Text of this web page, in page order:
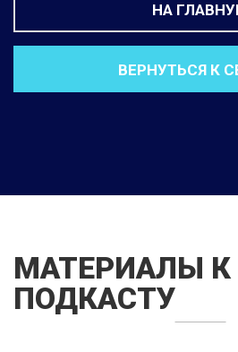
НА
ВЕРНУТЬСЯ К
МАТЕРИАЛЫ К
ПОДКАСТУ